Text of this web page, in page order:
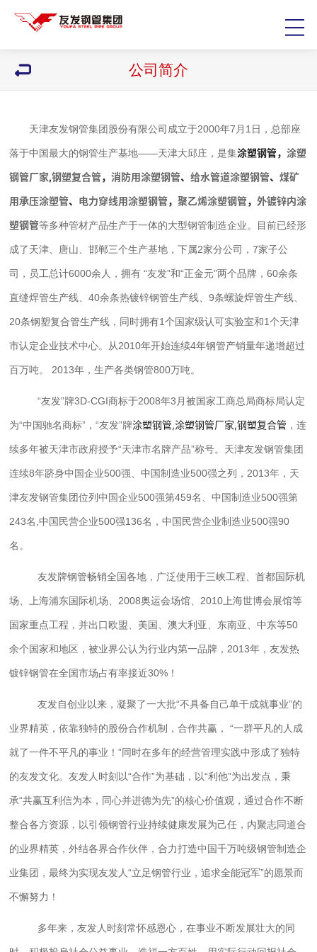
公司简介
天津友发钢管集团股份有限公司成立于2000年7月1日，总部座
落于中国最大的钢管生产基地——天津大邱庄，是集涂塑钢管，涂塑
钢管厂家,钢塑复合管，消防用涂塑钢管、给水管道涂塑钢管、煤矿
用承压涂塑管、 电力穿线用涂塑钢管，聚乙烯涂塑钢管，外镀锌内涂
塑钢管等多种管材产品生产于一体的大型钢管制造企业。目前已经形
成了天津、唐山、邯郸三个生产基地，下属2家分公司，7家子公
司，员工总计6000余人，拥有 “友发”和“正金元”两个品牌，60余条
直缝焊管生产线、40余条热镀锌钢管生产线、9条螺旋焊管生产线、
20条钢塑复合管生产线，同时拥有1个国家级认可实验室和1个天津
市认定企业技术中心。从2010年开始连续4年钢管产销量年递增超过
百万吨。 2013年，生产各类钢管800万吨。
“友发”牌3D-CGI商标于2008年3月被国家工商总局商标局认定
为“中国驰名商标”，“友发”牌涂塑钢管,涂塑钢管厂家,钢塑复合管 ，连
续多年被天津市政府授予“天津市名牌产品”称号。天津友发钢管集团
连续8年跻身中国企业500强、中国制造业500强之列，2013年，天
津友发钢管集团位列中国企业500强第459名、中国制造业500强第
243名,中国民营企业500强136名，中国民营企业制造业500强90
名。
友发牌钢管畅销全国各地，广泛使用于三峡工程、首都国际机
场、上海浦东国际机场、2008奥运会场馆、2010上海世博会展馆等
国家重点工程，并出口欧盟、美国、澳大利亚、东南亚、中东等50
余个国家和地区，被业界公认为行业内第一品牌，2013年，友发热
镀锌钢管在全国市场占有率接近30%！
友发自创业以来，凝聚了一大批“不具备自己单干成就事业”的
业界精英，依靠独特的股份合作机制，合作共赢， “一群平凡的人成
就了一件不平凡的事业！”同时在多年的经营管理实践中形成了独特
的友发文化。友发人时刻以“合作”为基础，以“利他”为出发点，秉
承“共赢互利信为本，同心并进德为先”的核心价值观，通过合作不断
整合各方资源，以引领钢管行业持续健康发展为己任，内聚志同道合
的业界精英，外结各界合作伙伴，合力打造中国千万吨级钢管制造企
业集团，最终为实现友发人“立足钢管行业，追求全能冠军”的愿景而
不懈努力！
多年来，友发人时刻常怀感恩心，在事业不断发展壮大的同